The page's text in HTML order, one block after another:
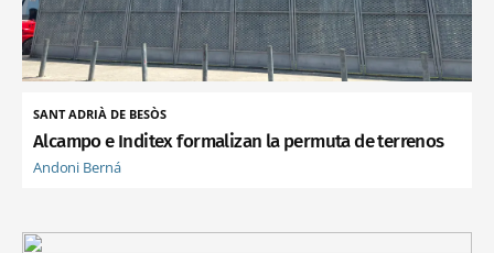
SANT ADRIÀ DE BESÒS
Alcampo e Inditex formalizan la permuta de terrenos
Andoni Berná